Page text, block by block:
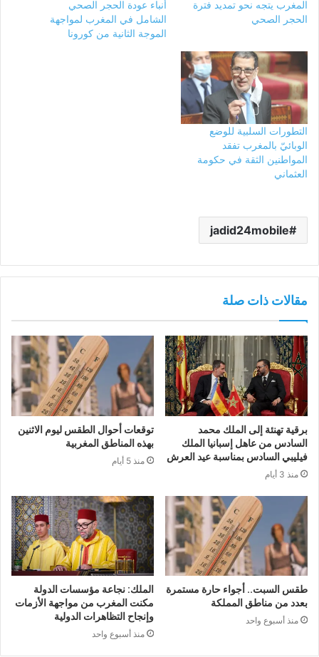
المغرب يتجه نحو تمديد فترة
الحجر الصحي
أنباء عودة الحجر الصحي
الشامل في المغرب لمواجهة
الموجة الثانية من كورونا
التطورات السلبية للوضع
الوبائيّ بالمغرب تفقد
المواطنين الثقة في حكومة
العثماني
jadid24mobile
مقالات ذات صلة
برقية تهنئة إلى الملك محمد
السادس من عاهل إسبانيا الملك
فيليبي السادس بمناسبة عيد العرش
منذ 3 أيام
توقعات أحوال الطقس ليوم الاثنين
بهذه المناطق المغربية
منذ 5 أيام
طقس السبت.. أجواء حارة مستمرة
بعدد من مناطق المملكة
منذ أسبوع واحد
الملك: نجاعة مؤسسات الدولة
مكنت المغرب من مواجهة الأزمات
وإنجاح التظاهرات الدولية
منذ أسبوع واحد